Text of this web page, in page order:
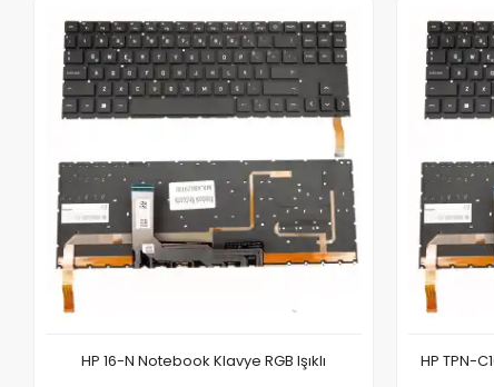
HP 16-N Notebook Klavye RGB Işıklı
HP TPN-